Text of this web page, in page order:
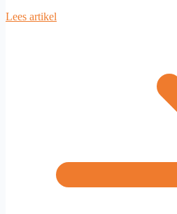
Lees artikel